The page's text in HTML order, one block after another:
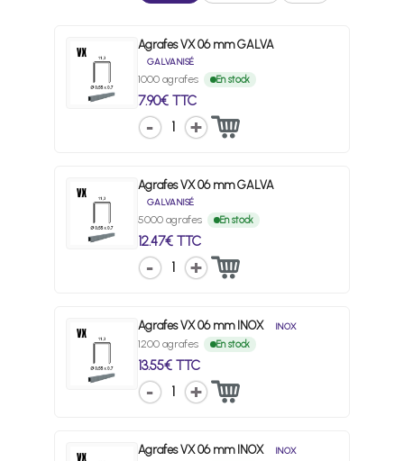
Agrafes VX 06 mm GALVA
GALVANISÉ
1000 agrafes En stock
7.90€ TTC
1
Agrafes VX 06 mm GALVA
GALVANISÉ
5000 agrafes En stock
12.47€ TTC
1
Agrafes VX 06 mm INOX INOX
1200 agrafes En stock
13.55€ TTC
1
Agrafes VX 06 mm INOX INOX